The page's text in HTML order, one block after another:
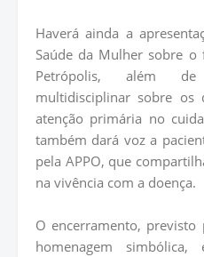
Haverá ainda a
Saúde da Mulher sobre
Petrópolis, além de
multidisciplinar sobre os
atenção primária no
também dará voz a
pela APPO, que
na vivência com a doença.
O encerramento,
homenagem simbólica,